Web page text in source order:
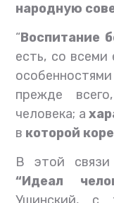
народную
“Воспитание
есть, со
прежде
человека; а
в которой
В этой связи
“Идеал